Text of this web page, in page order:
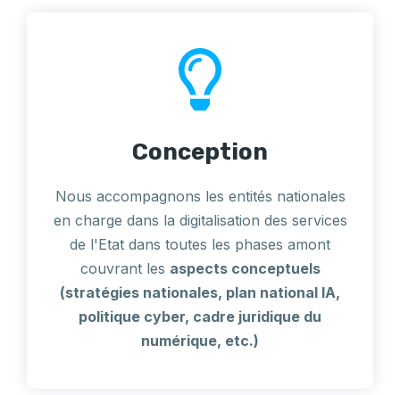
Conception
Nous accompagnons les entités nationales
en charge dans la digitalisation des services
de l'Etat dans toutes les phases amont
couvrant les aspects conceptuels
(stratégies nationales, plan national IA,
politique cyber, cadre juridique du
numérique, etc.)